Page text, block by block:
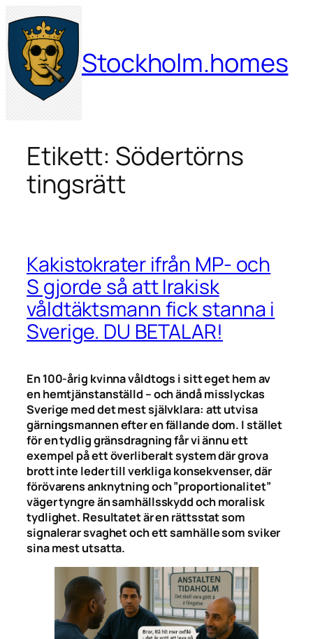
Hoppa
till
innehåll
Stockholm.homes
Etikett: Södertörns
tingsrätt
Kakistokrater ifrån MP- och
S gjorde så att Irakisk
våldtäktsmann fick stanna i
Sverige. DU BETALAR!
En 100-årig kvinna våldtogs i sitt eget hem av
en hemtjänstanställd – och ändå misslyckas
Sverige med det mest självklara: att utvisa
gärningsmannen efter en fällande dom. I stället
för en tydlig gränsdragning får vi ännu ett
exempel på ett överliberalt system där grova
brott inte leder till verkliga konsekvenser, där
förövarens anknytning och ”proportionalitet”
väger tyngre än samhällsskydd och moralisk
tydlighet. Resultatet är en rättsstat som
signalerar svaghet och ett samhälle som sviker
sina mest utsatta.